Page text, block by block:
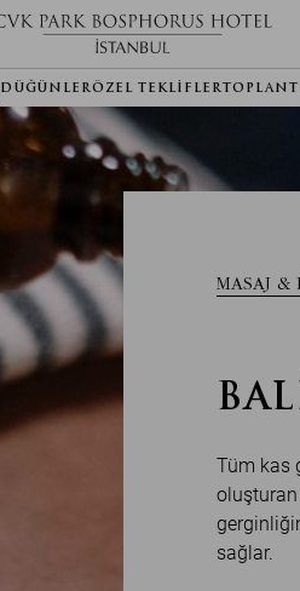
DÜĞÜNLERÖZEL TEKLIFLER
MASAJ &
Tüm kas
oluşturan
sağlar.